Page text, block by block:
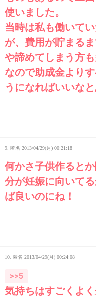
使いました。
当時は私も働いて
が、費用が貯まる
や諦めてしまう方も
なので助成金より
うになればいいなと
9. 匿名 2013/04/29(月) 00:21:18
何かさ子供作ると
分が妊娠に向いて
ば良いのにね！
10. 匿名 2013/04/29(月) 00:24:08
>>5
気持ちはすごくよ